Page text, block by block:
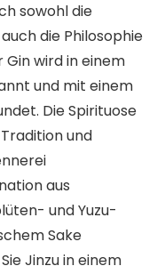
sowohl die
die Philosophie
wird in einem
und mit einem
Die Spirituose
und
aus
und Yuzu-
Sake
Sie Jinzu in einem